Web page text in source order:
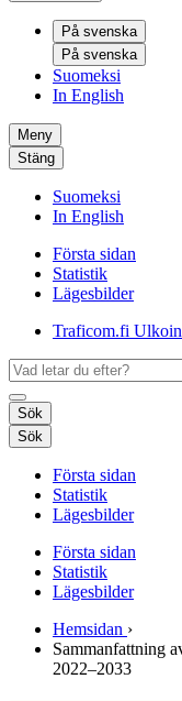
På svenska
På svenska
Suomeksi
In English
Meny
Stäng
Suomeksi
In English
Första sidan
Statistik
Lägesbilder
Traficom.fi
Sök
Sök
Första sidan
Statistik
Lägesbilder
Första sidan
Statistik
Lägesbilder
Hemsidan ›
Sammanfattning
2022–2033